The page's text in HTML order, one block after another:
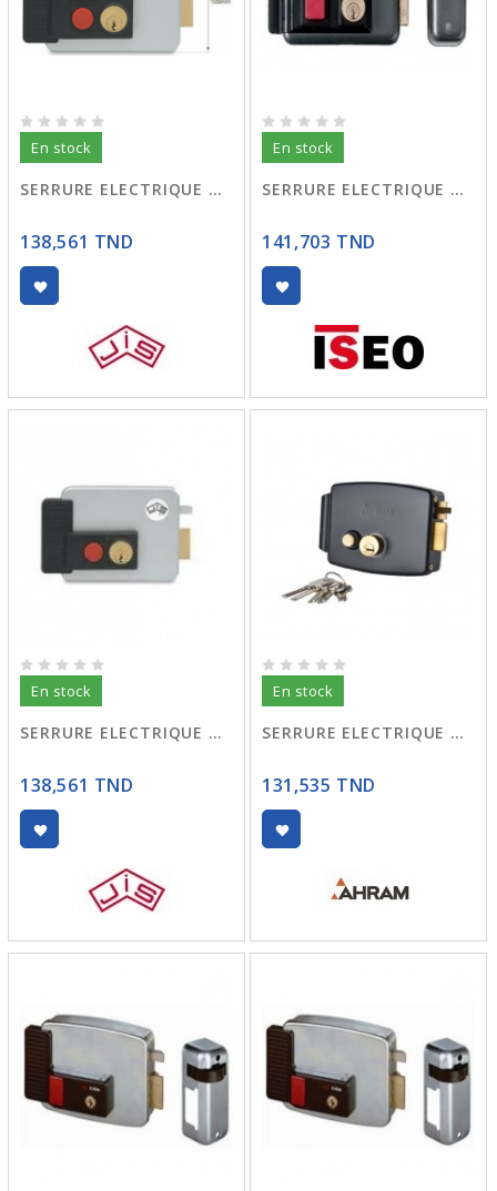
En stock
SERRURE ELECTRIQUE GAUCHE
138,561 TND
En stock
SERRURE ELECTRIQUE DROITE
141,703 TND
En stock
SERRURE ELECTRIQUE DROITE
138,561 TND
En stock
SERRURE ELECTRIQUE DRT 01
131,535 TND